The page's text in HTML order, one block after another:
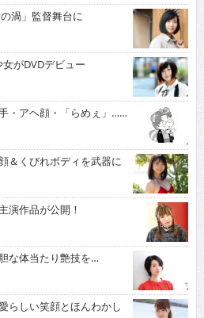
渦」監督舞台に
がDVDデビュー
・アヘ顔・「らめぇ」……
くびれボディを武器に
作品が公開！
な体当たり艶技を…
しい笑顔とほんわかし